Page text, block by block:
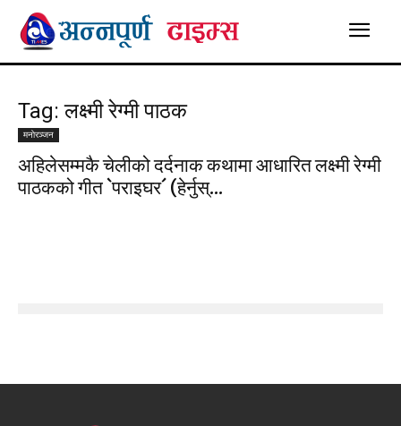
Tag: लक्ष्मी रेग्मी पाठक
मनाेरञ्जन
अहिलेसम्मकै चेलीको दर्दनाक कथामा आधारित लक्ष्मी रेग्मी
पाठकको गीत `पराइघर´ (हेर्नुस्...